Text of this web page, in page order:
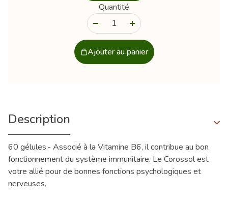
Quantité
Ajouter au panier
Description
60 gélules.- Associé à la Vitamine B6, il contribue au bon
fonctionnement du système immunitaire. Le Corossol est
votre allié pour de bonnes fonctions psychologiques et
nerveuses.